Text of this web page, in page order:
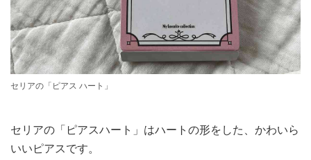
セリアの「ピアス ハート」
セリアの「ピアスハート」はハートの形をした、かわいら
いいピアスです。